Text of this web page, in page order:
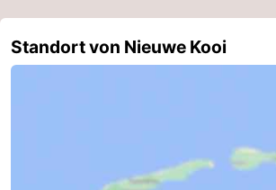
Spielplätze
Natur
Standort von Nieuwe Kooi